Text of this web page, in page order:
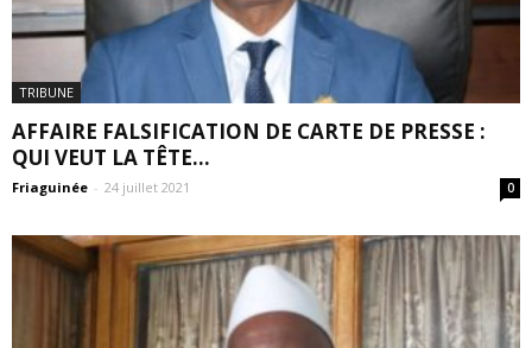
TRIBUNE
AFFAIRE FALSIFICATION DE CARTE DE PRESSE :
QUI VEUT LA TÊTE...
Friaguinée - 24 juillet 2021 0